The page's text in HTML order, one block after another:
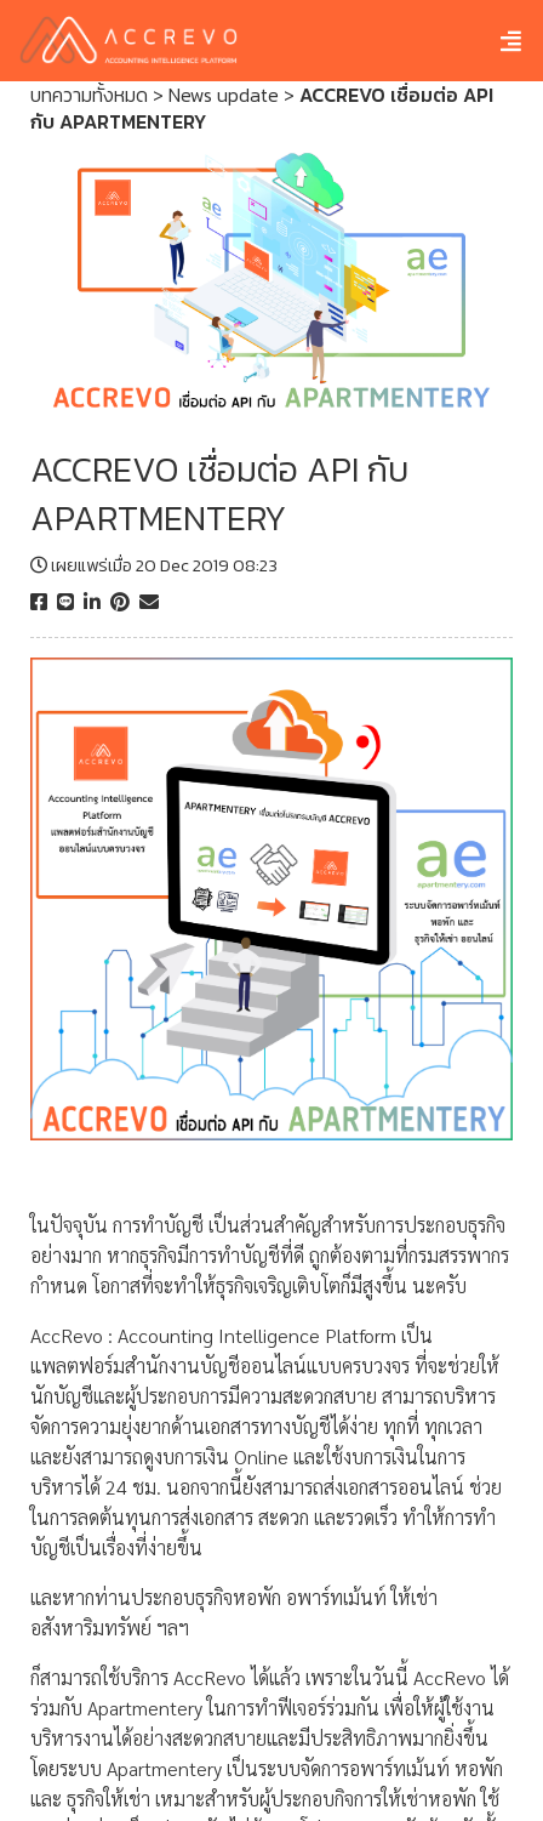
บทความทั้งหมด > News update > ACCREVO เชื่อมต่อ API
กับ APARTMENTERY
ACCREVO เชื่อมต่อ API กับ
APARTMENTERY
เผยแพร่เมื่อ 20 Dec 2019 08:23
ในปัจจุบัน การทำบัญชี เป็นส่วนสำคัญสำหรับการประกอบธุรกิจ
อย่างมาก หากธุรกิจมีการทำบัญชีที่ดี ถูกต้องตามที่กรมสรรพากร
กำหนด โอกาสที่จะทำให้ธุรกิจเจริญเติบโตก็มีสูงขึ้น นะครับ
AccRevo : Accounting Intelligence Platform เป็น
แพลตฟอร์มสำนักงานบัญชีออนไลน์แบบครบวงจร ที่จะช่วยให้
นักบัญชีและผู้ประกอบการมีความสะดวกสบาย สามารถบริหาร
จัดการความยุ่งยากด้านเอกสารทางบัญชีได้ง่าย ทุกที่ ทุกเวลา
และยังสามารถดูงบการเงิน Online และใช้งบการเงินในการ
บริหารได้ 24 ชม. นอกจากนี้ยังสามารถส่งเอกสารออนไลน์ ช่วย
ในการลดต้นทุนการส่งเอกสาร สะดวก และรวดเร็ว ทำให้การทำ
บัญชีเป็นเรื่องที่ง่ายขึ้น
และหากท่านประกอบธุรกิจหอพัก อพาร์ทเม้นท์ ให้เช่า
อสังหาริมทรัพย์ ฯลฯ
ก็สามารถใช้บริการ AccRevo ได้แล้ว เพราะในวันนี้ AccRevo ได้
ร่วมกับ Apartmentery ในการทำฟีเจอร์ร่วมกัน เพื่อให้ผู้ใช้งาน
บริหารงานได้อย่างสะดวกสบายและมีประสิทธิภาพมากยิ่งขึ้น
โดยระบบ Apartmentery เป็นระบบจัดการอพาร์ทเม้นท์ หอพัก
และ ธุรกิจให้เช่า เหมาะสำหรับผู้ประกอบกิจการให้เช่าหอพัก ใช้